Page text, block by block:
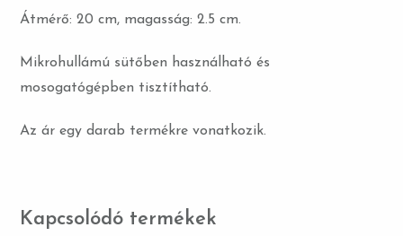
Átmérő: 20 cm, magasság: 2.5 cm.
Mikrohullámú sütőben használható és
mosogatógépben tisztítható.
Az ár egy darab termékre vonatkozik.
Kapcsolódó termékek